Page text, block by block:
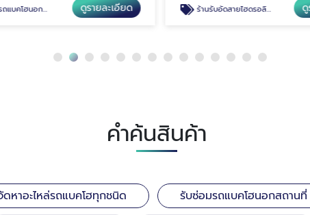
โฮนอกสถานที่ ดูรายละเอียด ร้านรับอัดสายไฮดรอลิคราคาถูก ดู
คำค้นสินค้า
ดหาอะไหล่รถแบคโฮทุกชนิด รับซ่อมรถแบคโฮนอกสถานที่